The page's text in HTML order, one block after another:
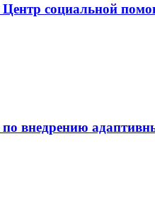
социальной
внедрению